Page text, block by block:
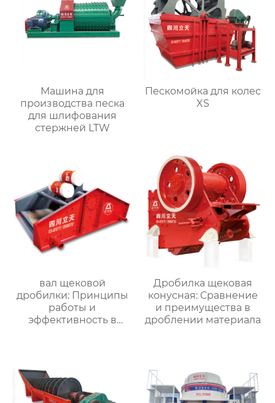
Машина для
производства песка
для шлифования
стержней LTW
Пескомойка для колес
XS
вал щековой
дробилки: Принципы
работы и
эффективность в
Дробилка щековая
конусная: Сравнение
и преимущества в
дроблении материала